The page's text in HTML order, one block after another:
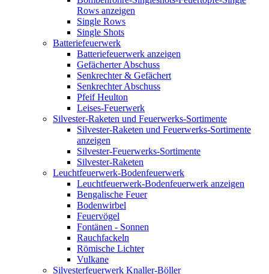
Rows anzeigen
Single Rows
Single Shots
Batteriefeuerwerk
Batteriefeuerwerk anzeigen
Gefächerter Abschuss
Senkrechter & Gefächert
Senkrechter Abschuss
Pfeif Heulton
Leises-Feuerwerk
Silvester-Raketen und Feuerwerks-Sortimente
Silvester-Raketen und Feuerwerks-Sortimente
anzeigen
Silvester-Feuerwerks-Sortimente
Silvester-Raketen
Leuchtfeuerwerk-Bodenfeuerwerk
Leuchtfeuerwerk-Bodenfeuerwerk anzeigen
Bengalische Feuer
Bodenwirbel
Feuervögel
Fontänen - Sonnen
Rauchfackeln
Römische Lichter
Vulkane
Silvesterfeuerwerk Knaller-Böller